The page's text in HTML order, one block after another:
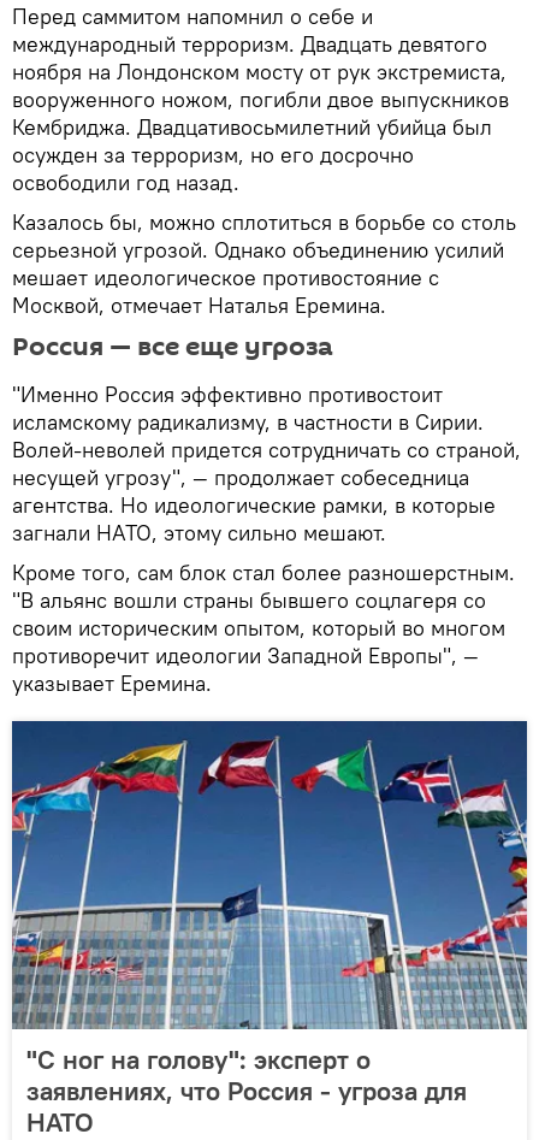
Перед саммитом напомнил о себе и
международный терроризм. Двадцать девятого
ноября на Лондонском мосту от рук экстремиста,
вооруженного ножом, погибли двое выпускников
Кембриджа. Двадцативосьмилетний убийца был
осужден за терроризм, но его досрочно
освободили год назад.
Казалось бы, можно сплотиться в борьбе со столь
серьезной угрозой. Однако объединению усилий
мешает идеологическое противостояние с
Москвой, отмечает Наталья Еремина.
Россия — все еще угроза
"Именно Россия эффективно противостоит
исламскому радикализму, в частности в Сирии.
Волей-неволей придется сотрудничать со страной,
несущей угрозу", — продолжает собеседница
агентства. Но идеологические рамки, в которые
загнали НАТО, этому сильно мешают.
Кроме того, сам блок стал более разношерстным.
"В альянс вошли страны бывшего соцлагеря со
своим историческим опытом, который во многом
противоречит идеологии Западной Европы", —
указывает Еремина.
"С ног на голову": эксперт о
заявлениях, что Россия - угроза для
НАТО